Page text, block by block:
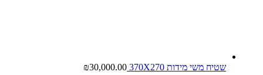
שטיח משי מידות 370X270 ₪30,000.00